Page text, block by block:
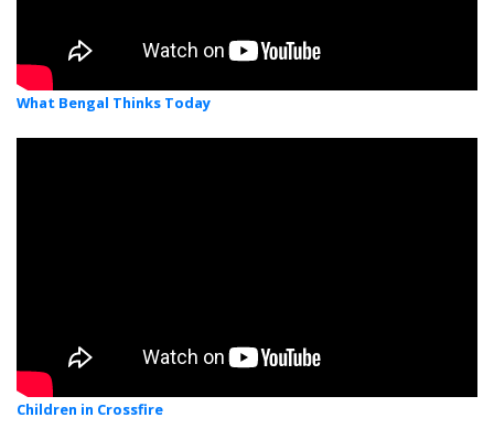
What Bengal Thinks Today
Children in Crossfire